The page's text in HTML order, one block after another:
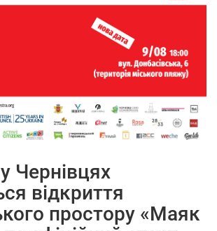
Чернівцях
відкриття
простору «Маяк